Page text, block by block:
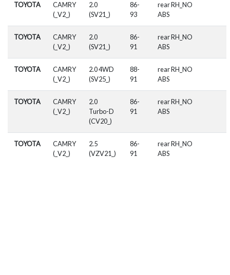
TOYOTA
CAMRY
(_V2_)
2.0
(SV21_)
86-
93
rear RH_NO
ABS
TOYOTA
CAMRY
(_V2_)
2.0
(SV21_)
86-
91
rear RH_NO
ABS
TOYOTA
CAMRY
(_V2_)
2.0 4WD
(SV25_)
88-
91
rear RH_NO
ABS
TOYOTA
CAMRY
(_V2_)
2.0
Turbo-D
(CV20_)
86-
91
rear RH_NO
ABS
TOYOTA
CAMRY
(_V2_)
2.5
(VZV21_)
86-
91
rear RH_NO
ABS